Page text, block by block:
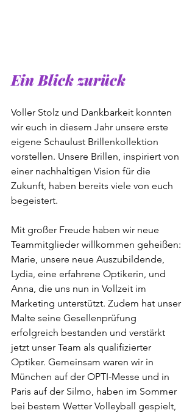
Ein Blick zurück
Voller Stolz und Dankbarkeit konnten
wir euch in diesem Jahr unsere erste
eigene Schaulust Brillenkollektion
vorstellen. Unsere Brillen, inspiriert von
einer nachhaltigen Vision für die
Zukunft, haben bereits viele von euch
begeistert.
Mit großer Freude haben wir neue
Teammitglieder willkommen geheißen:
Marie, unsere neue Auszubildende,
Lydia, eine erfahrene Optikerin, und
Anna, die uns nun in Vollzeit im
Marketing unterstützt. Zudem hat unser
Malte seine Gesellenprüfung
erfolgreich bestanden und verstärkt
jetzt unser Team als qualifizierter
Optiker. Gemeinsam waren wir in
München auf der OPTI-Messe und in
Paris auf der Silmo, haben im Sommer
bei bestem Wetter Volleyball gespielt,